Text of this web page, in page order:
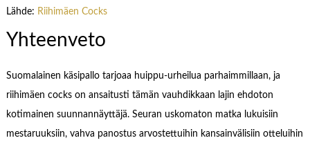
Lähde: Riihimäen Cocks
Yhteenveto
Suomalainen käsipallo tarjoaa huippu-urheilua parhaimmillaan, ja
riihimäen cocks on ansaitusti tämän vauhdikkaan lajin ehdoton
kotimainen suunnannäyttäjä. Seuran uskomaton matka lukuisiin
mestaruuksiin, vahva panostus arvostettuihin kansainvälisiin otteluihin